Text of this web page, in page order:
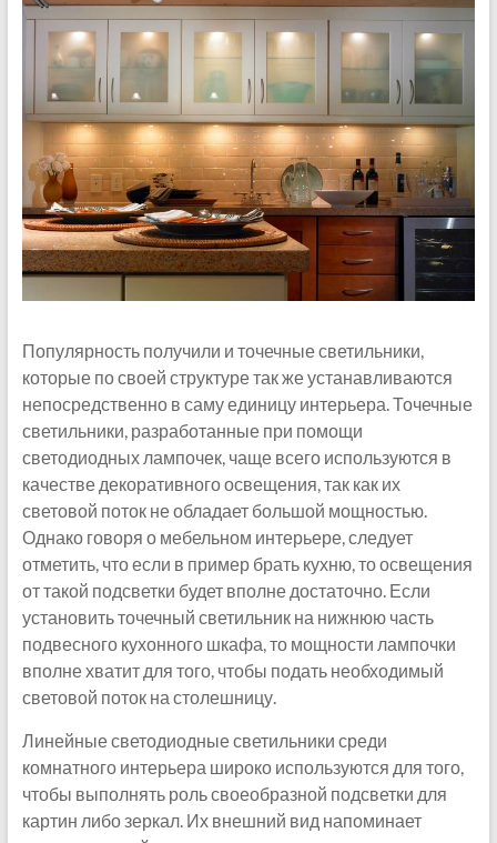
Популярность получили и точечные светильники,
которые по своей структуре так же устанавливаются
непосредственно в саму единицу интерьера. Точечные
светильники, разработанные при помощи
светодиодных лампочек, чаще всего используются в
качестве декоративного освещения, так как их
световой поток не обладает большой мощностью.
Однако говоря о мебельном интерьере, следует
отметить, что если в пример брать кухню, то освещения
от такой подсветки будет вполне достаточно. Если
установить точечный светильник на нижнюю часть
подвесного кухонного шкафа, то мощности лампочки
вполне хватит для того, чтобы подать необходимый
световой поток на столешницу.
Линейные светодиодные светильники среди
комнатного интерьера широко используются для того,
чтобы выполнять роль своеобразной подсветки для
картин либо зеркал. Их внешний вид напоминает